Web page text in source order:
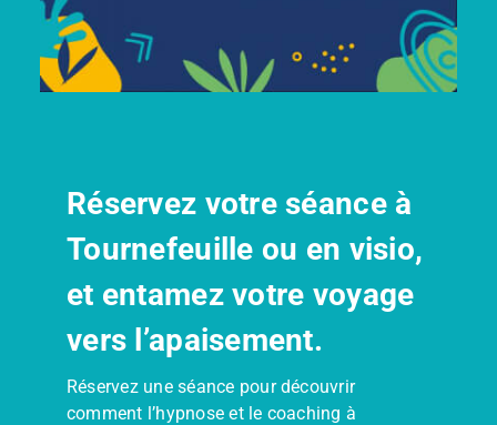
Réservez votre séance à
Tournefeuille ou en visio,
et entamez votre voyage
vers l’apaisement.
Réservez une séance pour découvrir
comment l’hypnose et le coaching à